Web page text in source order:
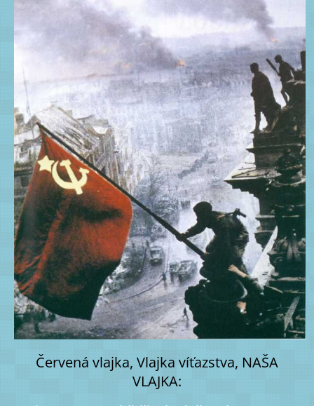
Červená vlajka, Vlajka víťazstva, NAŠA
VLAJKA: